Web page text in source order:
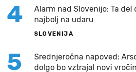
4
Alarm nad Slovenijo: Ta del
najbolj na udaru
SLOVENIJA
5
Srednjeročna napoved:
dolgo bo vztrajal novi